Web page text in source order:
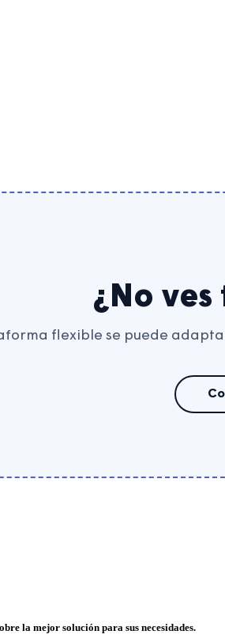
sistemas
¿No
flexible se puede
la mejor solución para sus necesidades.